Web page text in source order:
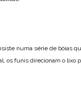
numa série de bóias
os funis direcionam o lixo